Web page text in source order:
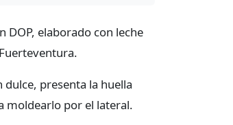
DOP, elaborado con leche
presenta la huella
moldearlo por el lateral.